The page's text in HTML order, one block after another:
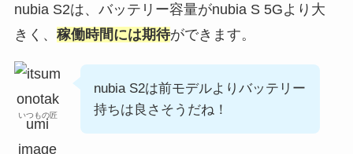
nubia S2は、バッテリー容量がnubia S 5Gより大
きく、 稼働時間には期待ができます。
いつもの匠
nubia S2は前モデルよりバッテリー
持ちは良さそうだね！